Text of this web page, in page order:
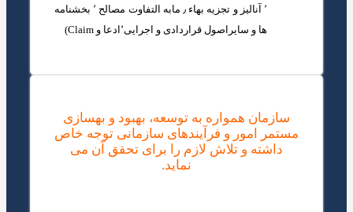
٬ آنالیز و تجزیه بهاء ٫ مابه التفاوت مصالح ٬ بخشنامه
ها و سایراصول قراردادی و اجرایی٬ادعا و Claim)
سازمان همواره به توسعه، بهبود و بهسازی
مستمر امور و فرآیندهای سازمانی توجه خاص
داشته و تلاش لازم را برای تحقق آن می
نماید.